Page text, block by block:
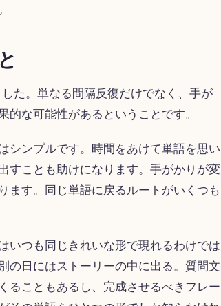
た。単なる間隔反復だけでなく、手が
な可能性があるということです。
シンプルです。時間をあけて単語を思い
すことも助けになります。手がかりが変
ます。同じ単語に戻るルートがいくつも
いつも同じきれいな形で現れるわけでは
の日にはストーリーの中に出る。質問文
ることもあるし、完成させるべきフレー